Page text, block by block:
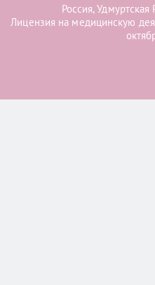
Россия,
Лицензия на медицинскую